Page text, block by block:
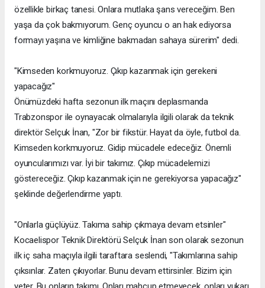
özellikle birkaç tanesi. Onlara mutlaka şans vereceğim. Ben
yaşa da çok bakmıyorum. Genç oyuncu o an hak ediyorsa
formayı yaşına ve kimliğine bakmadan sahaya sürerim" dedi.
"Kimseden korkmuyoruz. Çıkıp kazanmak için gerekeni
yapacağız"
Önümüzdeki hafta sezonun ilk maçını deplasmanda
Trabzonspor ile oynayacak olmalarıyla ilgili olarak da teknik
direktör Selçuk İnan, "Zor bir fikstür. Hayat da öyle, futbol da.
Kimseden korkmuyoruz. Gidip mücadele edeceğiz. Önemli
oyuncularımızı var. İyi bir takımız. Çıkıp mücadelemizi
göstereceğiz. Çıkıp kazanmak için ne gerekiyorsa yapacağız"
şeklinde değerlendirme yaptı.
"Onlarla güçlüyüz. Takıma sahip çıkmaya devam etsinler"
Kocaelispor Teknik Direktörü Selçuk İnan son olarak sezonun
ilk iç saha maçıyla ilgili taraftara seslendi, "Takımlarına sahip
çıksınlar. Zaten çıkıyorlar. Bunu devam ettirsinler. Bizim için